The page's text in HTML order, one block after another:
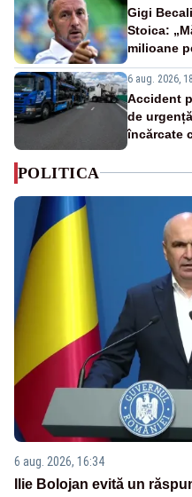
Gigi
Stoica:
milioane
6 aug. 2026,
Accident
de
încărcate
POLITICA
6 aug. 2026, 16:34
Ilie Bolojan evită un